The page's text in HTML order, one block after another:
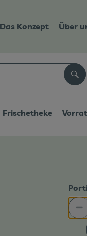
Das Konzept Über
Frischetheke